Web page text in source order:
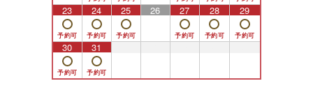
23 24 25 26 27 28 29
30 31